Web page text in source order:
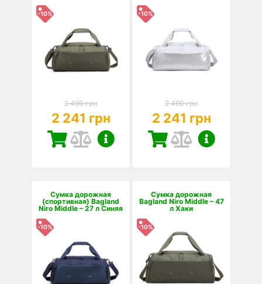
-10%
2 490 грн
2 241 грн
-10%
2 490 грн
2 241 грн
Сумка дорожная
(спортивная) Bagland
Niro Middle – 27 л Синяя
-10%
Сумка дорожная
Bagland Niro Middle – 47
л Хаки
-10%